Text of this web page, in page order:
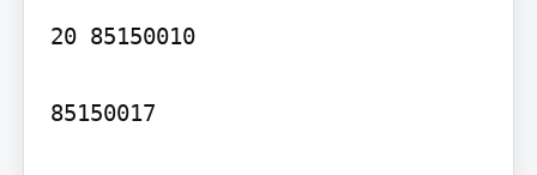
20 85150010
85150017